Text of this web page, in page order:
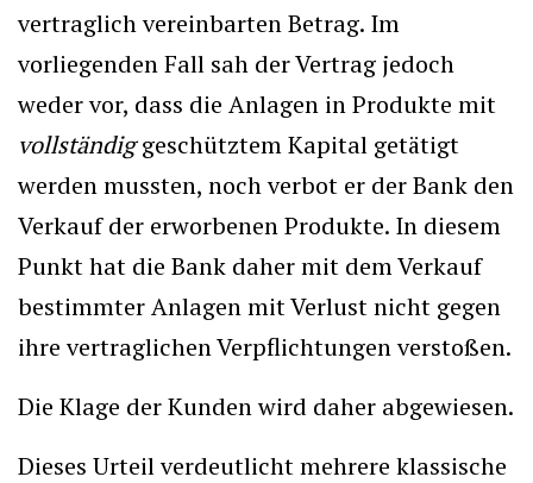
vertraglich vereinbarten Betrag. Im
vorliegenden Fall sah der Vertrag jedoch
weder vor, dass die Anlagen in Produkte mit
vollständiggeschütztem Kapital getätigt
werden mussten, noch verbot er der Bank den
Verkauf der erworbenen Produkte. In diesem
Punkt hat die Bank daher mit dem Verkauf
bestimmter Anlagen mit Verlust nicht gegen
ihre vertraglichen Verpflichtungen verstoßen.
Die Klage der Kunden wird daher abgewiesen.
Dieses Urteil verdeutlicht mehrere klassische